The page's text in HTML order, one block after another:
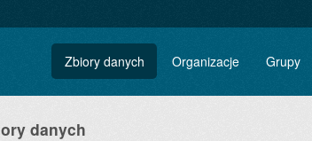
Zbiory danych Organizacje Grupy
danych